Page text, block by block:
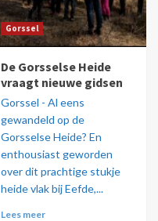
Gorssel
De Gorsselse Heide
vraagt nieuwe gidsen
Gorssel - Al eens
gewandeld op de
Gorsselse Heide? En
enthousiast geworden
over dit prachtige stukje
heide vlak bij Eefde,...
Lees meer